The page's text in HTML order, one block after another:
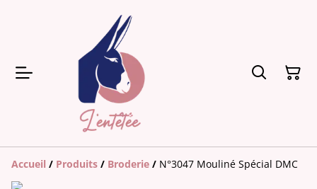
Accueil / Produits / Broderie / N°3047 Mouliné Spécial DMC